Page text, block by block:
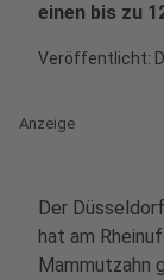
einen bis zu
Veröffentlicht:
Anzeige
Der
hat am
Mammutzahn